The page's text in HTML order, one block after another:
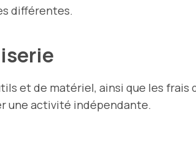
différentes.
et de matériel, ainsi que les frais
une activité indépendante.